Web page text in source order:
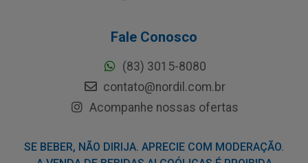
Fale Conosco
(83) 3015-8080
contato@nordil.com.br
Acompanhe nossas ofertas
SE BEBER, NÃO DIRIJA. APRECIE COM MODERAÇÃO.